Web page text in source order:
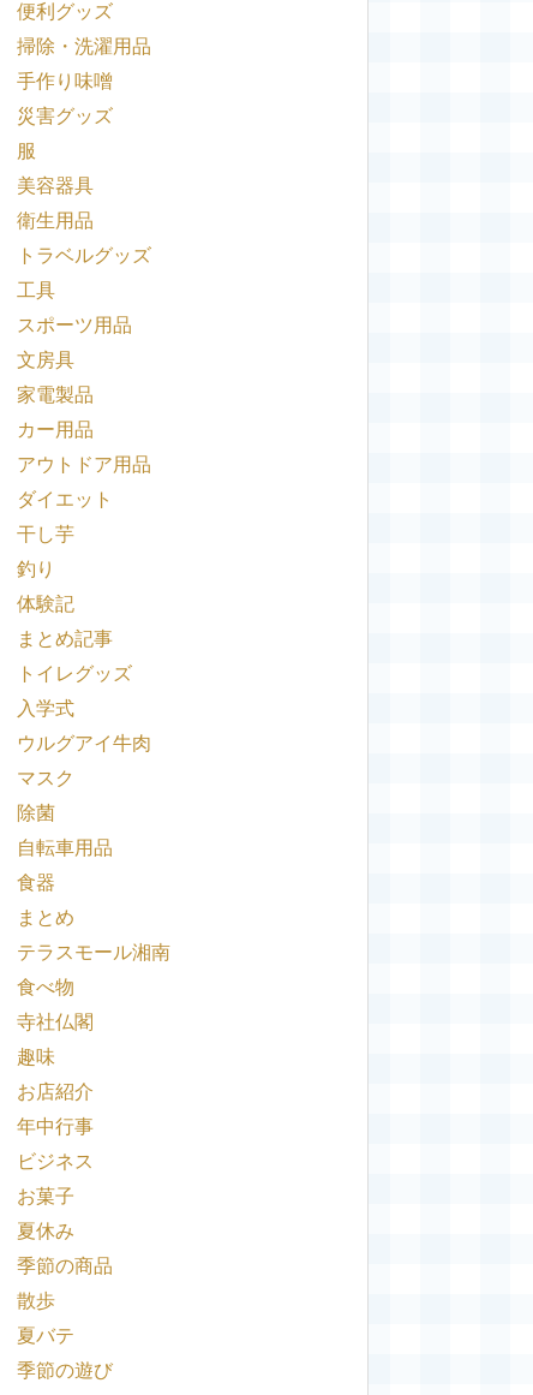
便利グッズ
掃除・洗濯用品
手作り味噌
災害グッズ
服
美容器具
衛生用品
トラベルグッズ
工具
スポーツ用品
文房具
家電製品
カー用品
アウトドア用品
ダイエット
干し芋
釣り
体験記
まとめ記事
トイレグッズ
入学式
ウルグアイ牛肉
マスク
除菌
自転車用品
食器
まとめ
テラスモール湘南
食べ物
寺社仏閣
趣味
お店紹介
年中行事
ビジネス
お菓子
夏休み
季節の商品
散歩
夏バテ
季節の遊び